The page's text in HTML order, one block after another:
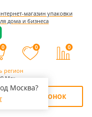
регион
Москва?
Мск
магазин упаковки
дома и бизнеса
0 0 0
ОБРАТНЫЙ ЗВОНОК